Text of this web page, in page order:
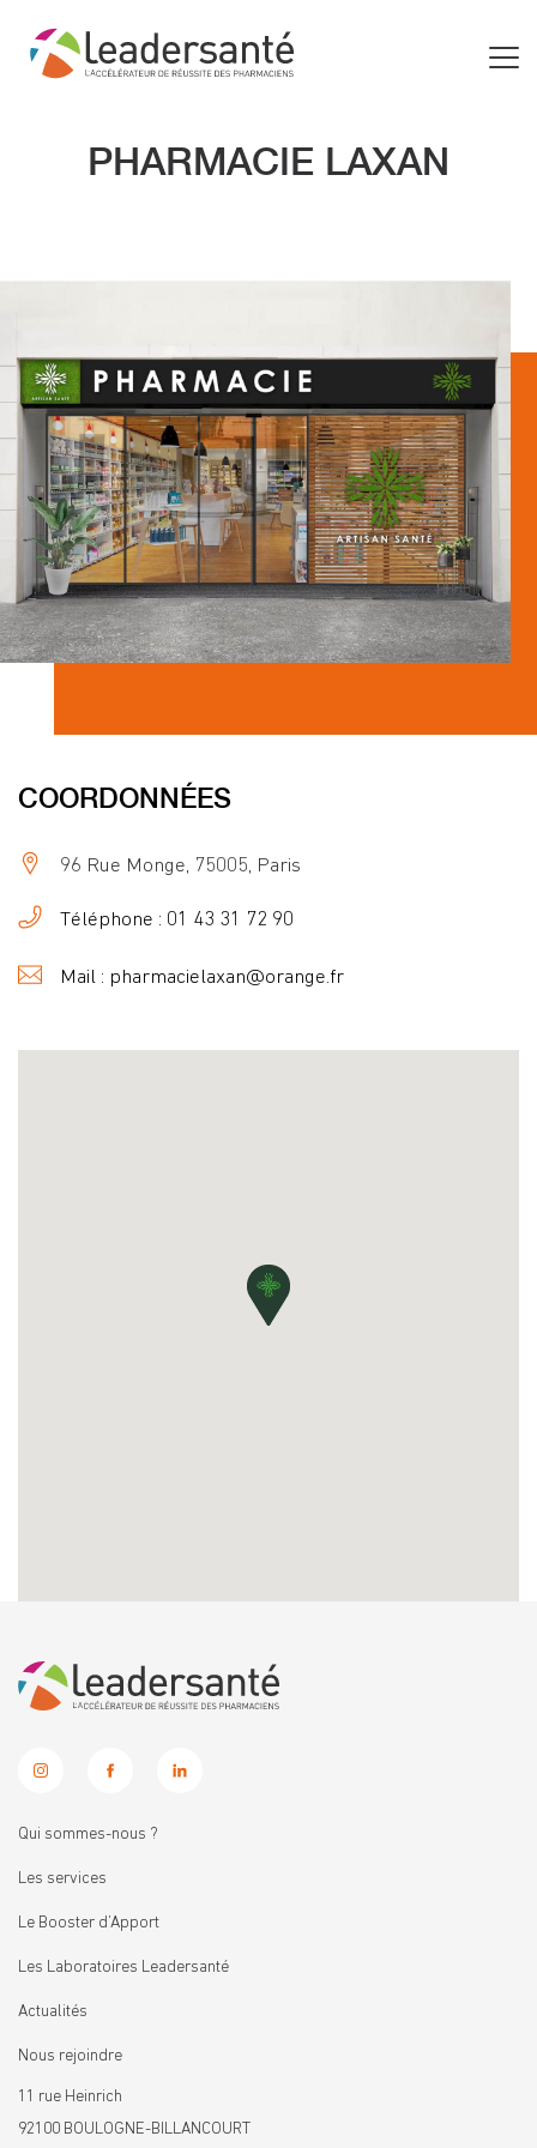
PHARMACIE LAXAN
COORDONNÉES
96 Rue Monge, 75005, Paris
Téléphone : 01 43 31 72 90
Mail : pharmacielaxan@orange.fr
Qui sommes-nous ?
Les services
Le Booster d’Apport
Les Laboratoires Leadersanté
Actualités
Nous rejoindre
11 rue Heinrich
92100 BOULOGNE-BILLANCOURT